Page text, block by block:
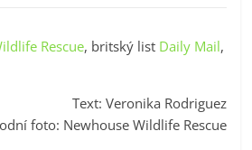
Rescue, britský list Daily Mail,
Text: Veronika Rodriguez
foto: Newhouse Wildlife Rescue